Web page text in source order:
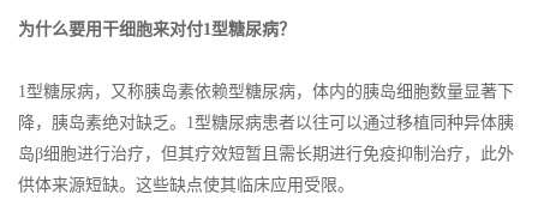
为什么要用干细胞来对付1型糖尿病？
1型糖尿病，又称胰岛素依赖型糖尿病，体内的胰岛细胞数量显著下
降，胰岛素绝对缺乏。1型糖尿病患者以往可以通过移植同种异体胰
岛β细胞进行治疗，但其疗效短暂且需长期进行免疫抑制治疗，此外
供体来源短缺。这些缺点使其临床应用受限。